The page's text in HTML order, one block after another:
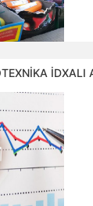
İDXALI